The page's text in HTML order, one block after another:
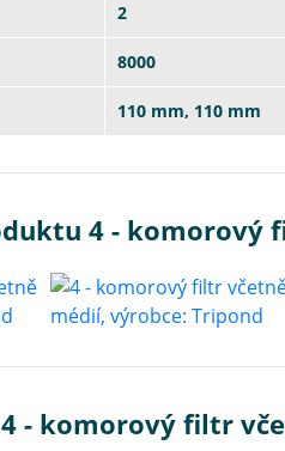
2
8000
110 mm, 110 mm
4 - komorový
- komorový filtr